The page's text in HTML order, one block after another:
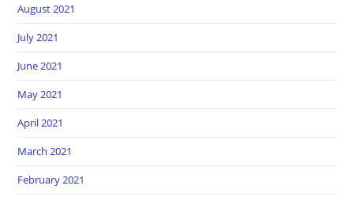
August 2021
July 2021
June 2021
May 2021
April 2021
March 2021
February 2021